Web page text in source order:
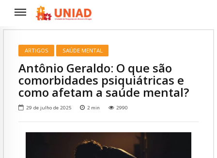
ARTIGOS SAÚDE MENTAL
Antônio Geraldo: O que são
comorbidades psiquiátricas e
como afetam a saúde mental?
29 de julho de 2025 2 min 2990